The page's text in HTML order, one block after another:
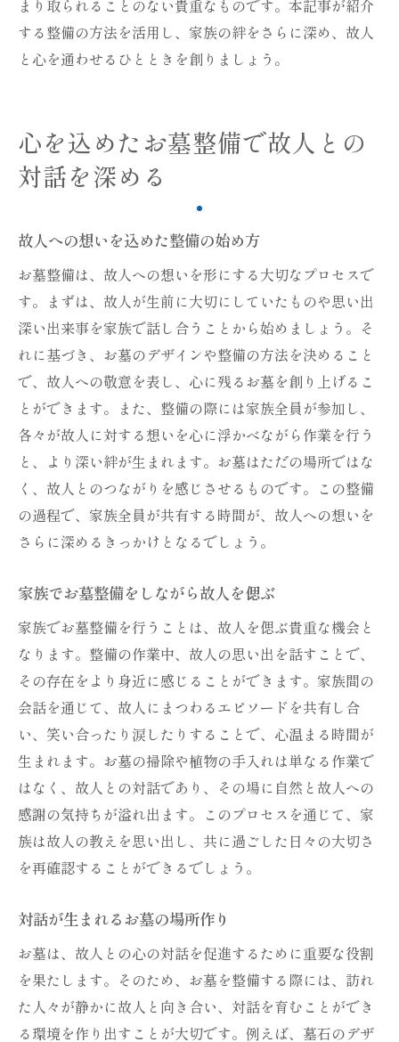
まり取られることのない貴重なものです。本記事が紹介
する整備の方法を活用し、家族の絆をさらに深め、故人
と心を通わせるひとときを創りましょう。
心を込めたお墓整備で故人との
対話を深める
故人への想いを込めた整備の始め方
お墓整備は、故人への想いを形にする大切なプロセスで
す。まずは、故人が生前に大切にしていたものや思い出
深い出来事を家族で話し合うことから始めましょう。そ
れに基づき、お墓のデザインや整備の方法を決めること
で、故人への敬意を表し、心に残るお墓を創り上げるこ
とができます。また、整備の際には家族全員が参加し、
各々が故人に対する想いを心に浮かべながら作業を行う
と、より深い絆が生まれます。お墓はただの場所ではな
く、故人とのつながりを感じさせるものです。この整備
の過程で、家族全員が共有する時間が、故人への想いを
さらに深めるきっかけとなるでしょう。
家族でお墓整備をしながら故人を偲ぶ
家族でお墓整備を行うことは、故人を偲ぶ貴重な機会と
なります。整備の作業中、故人の思い出を話すことで、
その存在をより身近に感じることができます。家族間の
会話を通じて、故人にまつわるエピソードを共有し合
い、笑い合ったり涙したりすることで、心温まる時間が
生まれます。お墓の掃除や植物の手入れは単なる作業で
はなく、故人との対話であり、その場に自然と故人への
感謝の気持ちが溢れ出ます。このプロセスを通じて、家
族は故人の教えを思い出し、共に過ごした日々の大切さ
を再確認することができるでしょう。
対話が生まれるお墓の場所作り
お墓は、故人との心の対話を促進するために重要な役割
を果たします。そのため、お墓を整備する際には、訪れ
た人々が静かに故人と向き合い、対話を育むことができ
る環境を作り出すことが大切です。例えば、墓石のデザ